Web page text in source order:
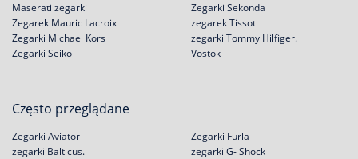
Maserati zegarki
Zegarek Mauric Lacroix
Zegarki Michael Kors
Zegarki Seiko
Zegarki Sekonda
zegarek Tissot
zegarki Tommy Hilfiger.
Vostok
Często przeglądane
Zegarki Aviator
zegarki Balticus.
Zegarki Furla
zegarki G- Shock